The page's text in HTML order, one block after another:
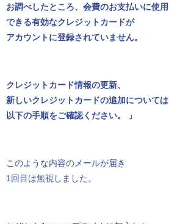
お調べしたところ、会費のお支払いに使用
できる有効なクレジットカードが
アカウントに登録されていません。
クレジットカード情報の更新、
新しいクレジットカードの追加については
以下の手順をご確認ください。 」
このような内容のメールが届き
1回目は無視しました。